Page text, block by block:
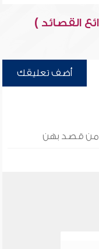
القصائد )
أضف تعليقك
ومن قصد بهن